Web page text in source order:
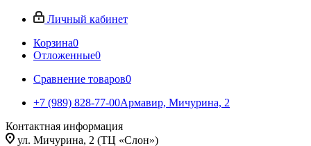
Личный кабинет
Корзина0
Отложенные0
Сравнение товаров0
+7 (989) 828-77-00Армавир, Мичурина, 2
Контактная информация
ул. Мичурина, 2 (ТЦ «Слон»)